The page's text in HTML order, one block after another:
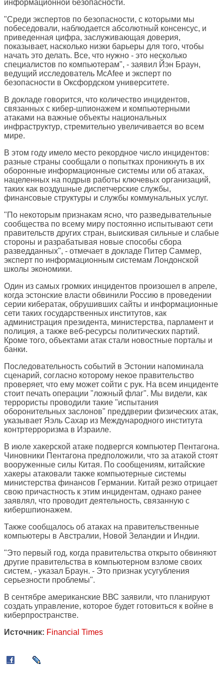
информационной безопасности.
"Среди экспертов по безопасности, с которыми мы
побеседовали, наблюдается абсолютный консенсус, и
приведенная цифра, заслуживающая доверия,
показывает, насколько низки барьеры для того, чтобы
начать это делать. Все, что нужно - это несколько
специалистов по компьютерам", - заявил Йэн Браун,
ведущий исследователь McAfee и эксперт по
безопасности в Оксфордском университете.
В докладе говорится, что количество инцидентов,
связанных с кибер-шпионажем и компьютерными
атаками на важные объекты национальных
инфраструктур, стремительно увеличивается во всем
мире.
В этом году имело место рекордное число инцидентов:
разные страны сообщали о попытках проникнуть в их
оборонные информационные системы или об атаках,
нацеленных на подрыв работы ключевых организаций,
таких как воздушные диспетчерские службы,
финансовые структуры и службы коммунальных услуг.
"По некоторым признакам ясно, что разведывательные
сообщества по всему миру постоянно испытывают сети
правительств других стран, выискивая сильные и слабые
стороны и разрабатывая новые способы сбора
разведданных", - отмечает в докладе Питер Саммер,
эксперт по информационным системам Лондонской
школы экономики.
Один из самых громких инцидентов произошел в апреле,
когда эстонские власти обвинили Россию в проведении
серии кибератак, обрушивших сайты и информационные
сети таких государственных институтов, как
администрация президента, министерства, парламент и
полиция, а также веб-ресурсы политических партий.
Кроме того, объектами атак стали новостные порталы и
банки.
Последовательность событий в Эстонии напоминала
сценарий, согласно которому некое правительство
проверяет, что ему может сойти с рук. На всем инциденте
стоит печать операции "ложный флаг". Мы видели, как
террористы проводили такие "испытания
оборонительных заслонов" преддверии физических атак,
указывает Яэль Сахар из Международного института
контртерроризма в Израиле.
В июле хакерской атаке подвергся компьютер Пентагона.
Чиновники Пентагона предположили, что за атакой стоят
вооруженные силы Китая. По сообщениям, китайские
хакеры атаковали также компьютерные системы
министерства финансов Германии. Китай резко отрицает
свою причастность к этим инцидентам, однако ранее
заявлял, что проводит деятельность, связанную с
кибершпионажем.
Также сообщалось об атаках на правительственные
компьютеры в Австралии, Новой Зеландии и Индии.
"Это первый год, когда правительства открыто обвиняют
другие правительства в компьютерном взломе своих
систем, - указал Браун. - Это признак усугубления
серьезности проблемы".
В сентябре американские ВВС заявили, что планируют
создать управление, которое будет готовиться к войне в
киберпространстве.
Источник: Financial Times